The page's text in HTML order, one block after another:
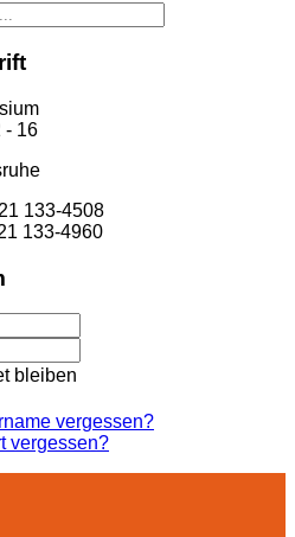
- 16
133-4508
133-4960
bleiben
vergessen?
vergessen?